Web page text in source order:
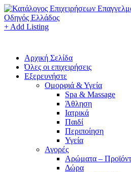
+ Add Listing
Αρχική Σελίδα
Όλες οι επιχειρήσεις
Εξερευνήστε
Ομορφιά & Υγεία
Spa & Massage
Άθληση
Ιατρικά
Παιδί
Περιποίηση
Υγεία
Αγορές
Αρώματα –
Δώρα